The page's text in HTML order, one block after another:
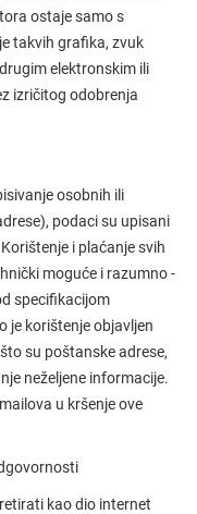
ostaje samo s
takvih grafika, zvuk
elektronskim ili
izričitog odobrenja
osobnih ili
podaci su upisani
i plaćanje svih
moguće i razumno -
specifikacijom
je korištenje objavljen
su poštanske adrese,
neželjene informacije.
u kršenje ove
kao dio internet